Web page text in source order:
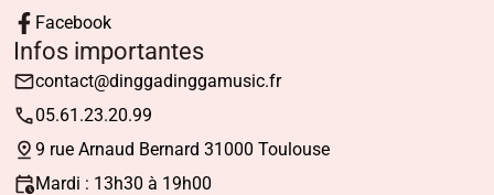
Facebook
Infos importantes
contact@dinggadinggamusic.fr
05.61.23.20.99
9 rue Arnaud Bernard 31000 Toulouse
Mardi : 13h30 à 19h00